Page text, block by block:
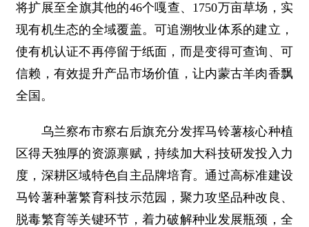
将扩展至全旗其他的46个嘎查、1750万亩草场，实
现有机生态的全域覆盖。可追溯牧业体系的建立，
使有机认证不再停留于纸面，而是变得可查询、可
信赖，有效提升产品市场价值，让内蒙古羊肉香飘
全国。
乌兰察布市察右后旗充分发挥马铃薯核心种植
区得天独厚的资源禀赋，持续加大科技研发投入力
度，深耕区域特色自主品牌培育。通过高标准建设
马铃薯种薯繁育科技示范园，聚力攻坚品种改良、
脱毒繁育等关键环节，着力破解种业发展瓶颈，全